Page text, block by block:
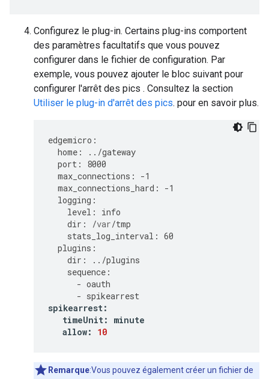
Configurez le plug-in. Certains plug-ins comportent
des paramètres facultatifs que vous pouvez
configurer dans le fichier de configuration. Par
exemple, vous pouvez ajouter le bloc suivant pour
configurer l'arrêt des pics . Consultez la section
Utiliser le plug-in d'arrêt des pics. pour en savoir plus.
edgemicro :
home : ../gateway
port :
8000
max_connections : -1
max_connections_hard : -1
logging :
level :
info
dir : /var/tmp
stats_log_interval : 60
plugins :
dir : ../plugins
sequence :
- oauth
- spikearrest
spikearrest:
timeUnit:
minute
allow: 10
Remarque:Vous pouvez également créer un fichier de